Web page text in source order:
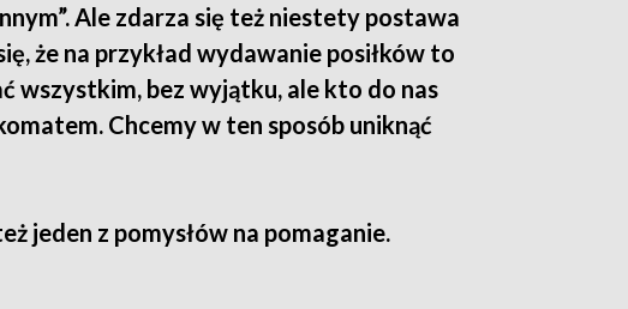
Ale zdarza się też niestety postawa
że na przykład wydawanie posiłków to
wszystkim, bez wyjątku, ale kto do nas
Chcemy w ten sposób uniknąć
jeden z pomysłów na pomaganie.